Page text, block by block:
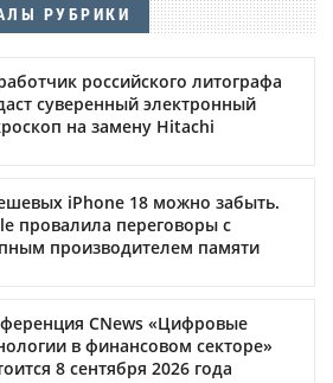
РУБРИКИ
российского литографа
суверенный электронный
на замену Hitachi
iPhone 18 можно забыть.
провалила переговоры с
производителем памяти
CNews «Цифровые
в финансовом секторе»
8 сентября 2026 года